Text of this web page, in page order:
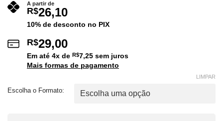
A partir de
R$26,10
10% de desconto no PIX
R$29,00
Em até 4x de R$7,25 sem juros
Mais formas de pagamento
Escolha o Formato:
LIMPAR